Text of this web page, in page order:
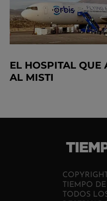
EL HOSPITAL QUE
AL MISTI
TIEMPO
TODOS